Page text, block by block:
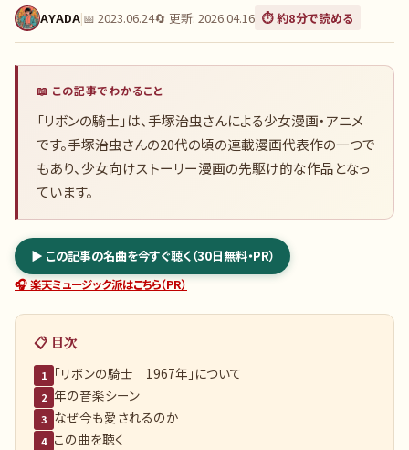
AYADA|📅 2023.06.24🔄 更新: 2026.04.16 ⏱️ 約8分で読める
📖 この記事でわかること
「リボンの騎士」は、手塚治虫さんによる少女漫画・アニメ
です。手塚治虫さんの20代の頃の連載漫画代表作の一つで
もあり、少女向けストーリー漫画の先駆け的な作品となっ
ています。
▶ この記事の名曲を今すぐ聴く（30日無料・PR）
🎧 楽天ミュージック派はこちら（PR）
📋 目次
1 「リボンの騎士 1967年」について
2 年の音楽シーン
3 なぜ今も愛されるのか
4 この曲を聴く